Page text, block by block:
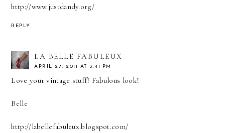
http://www.justdandy.org/
REPLY
LA BELLE FABULEUX
APRIL 27, 2011 AT 3:41 PM
Love your vintage stuff! Fabulous look!
Belle
http://labellefabuleux.blogspot.com/